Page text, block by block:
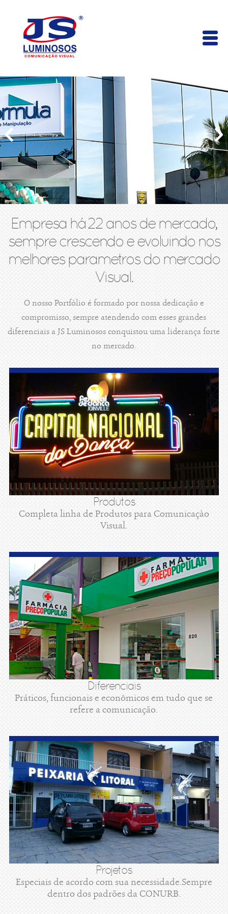
Empresa há 22 anos de mercado,
sempre crescendo e evoluindo nos
melhores parametros do mercado
Visual.
O nosso Portfólio é formado por nossa dedicação e
compromisso, sempre atendendo com esses grandes
diferenciais a JS Luminosos conquistou uma liderança forte
no mercado.
Produtos
Completa linha de Produtos para Comunicaçào
Visual.
Diferenciais
Práticos, funcionais e econômicos em tudo que se
refere a comunicação.
Projetos
Especiais de acordo com sua necessidade.Sempre
dentro dos padrões da CONURB.